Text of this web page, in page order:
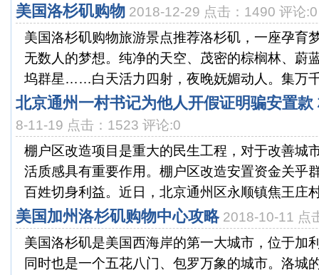
美国洛杉矶购物 2018-12-29 点击：1490 评论:0
美国洛杉矶购物旅游景点推荐洛杉矶，一座孕育
无数人的梦想。纯净的天空、茂密的棕榈林、蔚
坞群星……白天活力四射，夜晚妩媚动人。集万
北京通州一村书记为他人开假证明骗安置款
8-11-19 点击：1523 评论:0
棚户区改造项目是重大的民生工程，对于改善城
活质感具有重要作用。棚户区改造安置资金关乎
百姓切身利益。近日，北京通州区永顺镇焦王庄
美国加州洛杉矶购物中心攻略 2018-10-11 点
美国洛杉矶是美国西海岸的第一大城市，位于加
同时也是一个五花八门、包罗万象的城市。洛城